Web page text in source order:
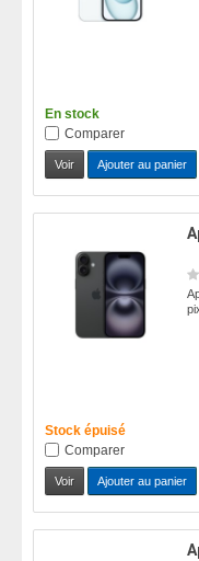
En stock
Comparer
Voir Ajouter au panier
Stock épuisé
Comparer
Voir Ajouter au panier